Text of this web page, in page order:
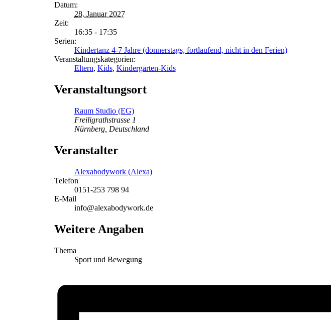
Datum:
28. Januar 2027
Zeit:
16:35 - 17:35
Serien:
Kindertanz 4-7 Jahre (donnerstags, fortlaufend, nicht in den Ferien)
Veranstaltungskategorien:
Eltern, Kids, Kindergarten-Kids
Veranstaltungsort
Raum Studio (EG)
Freiligrathstrasse 1
Nürnberg, Deutschland
Veranstalter
Alexabodywork (Alexa)
Telefon
0151-253 798 94
E-Mail
info@alexabodywork.de
Weitere Angaben
Thema
Sport und Bewegung